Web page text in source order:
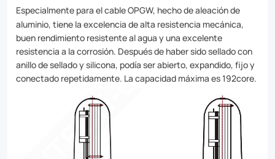
192core.
Especialmente para el cable OPGW, hecho de aleación de
aluminio, tiene la excelencia de alta resistencia mecánica,
buen rendimiento resistente al agua y una excelente
resistencia a la corrosión. Después de haber sido sellado con
anillo de sellado y silicona, podía ser abierto, expandido, fijo y
conectado repetidamente. La capacidad máxima es 192core.